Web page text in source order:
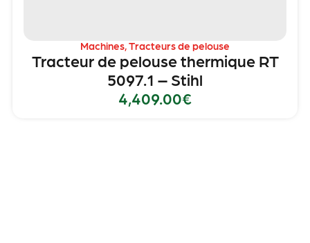
Machines Tracteurs de pelouse
Tracteur de pelouse thermique RT
5097.1 – Stihl
4,409.00€